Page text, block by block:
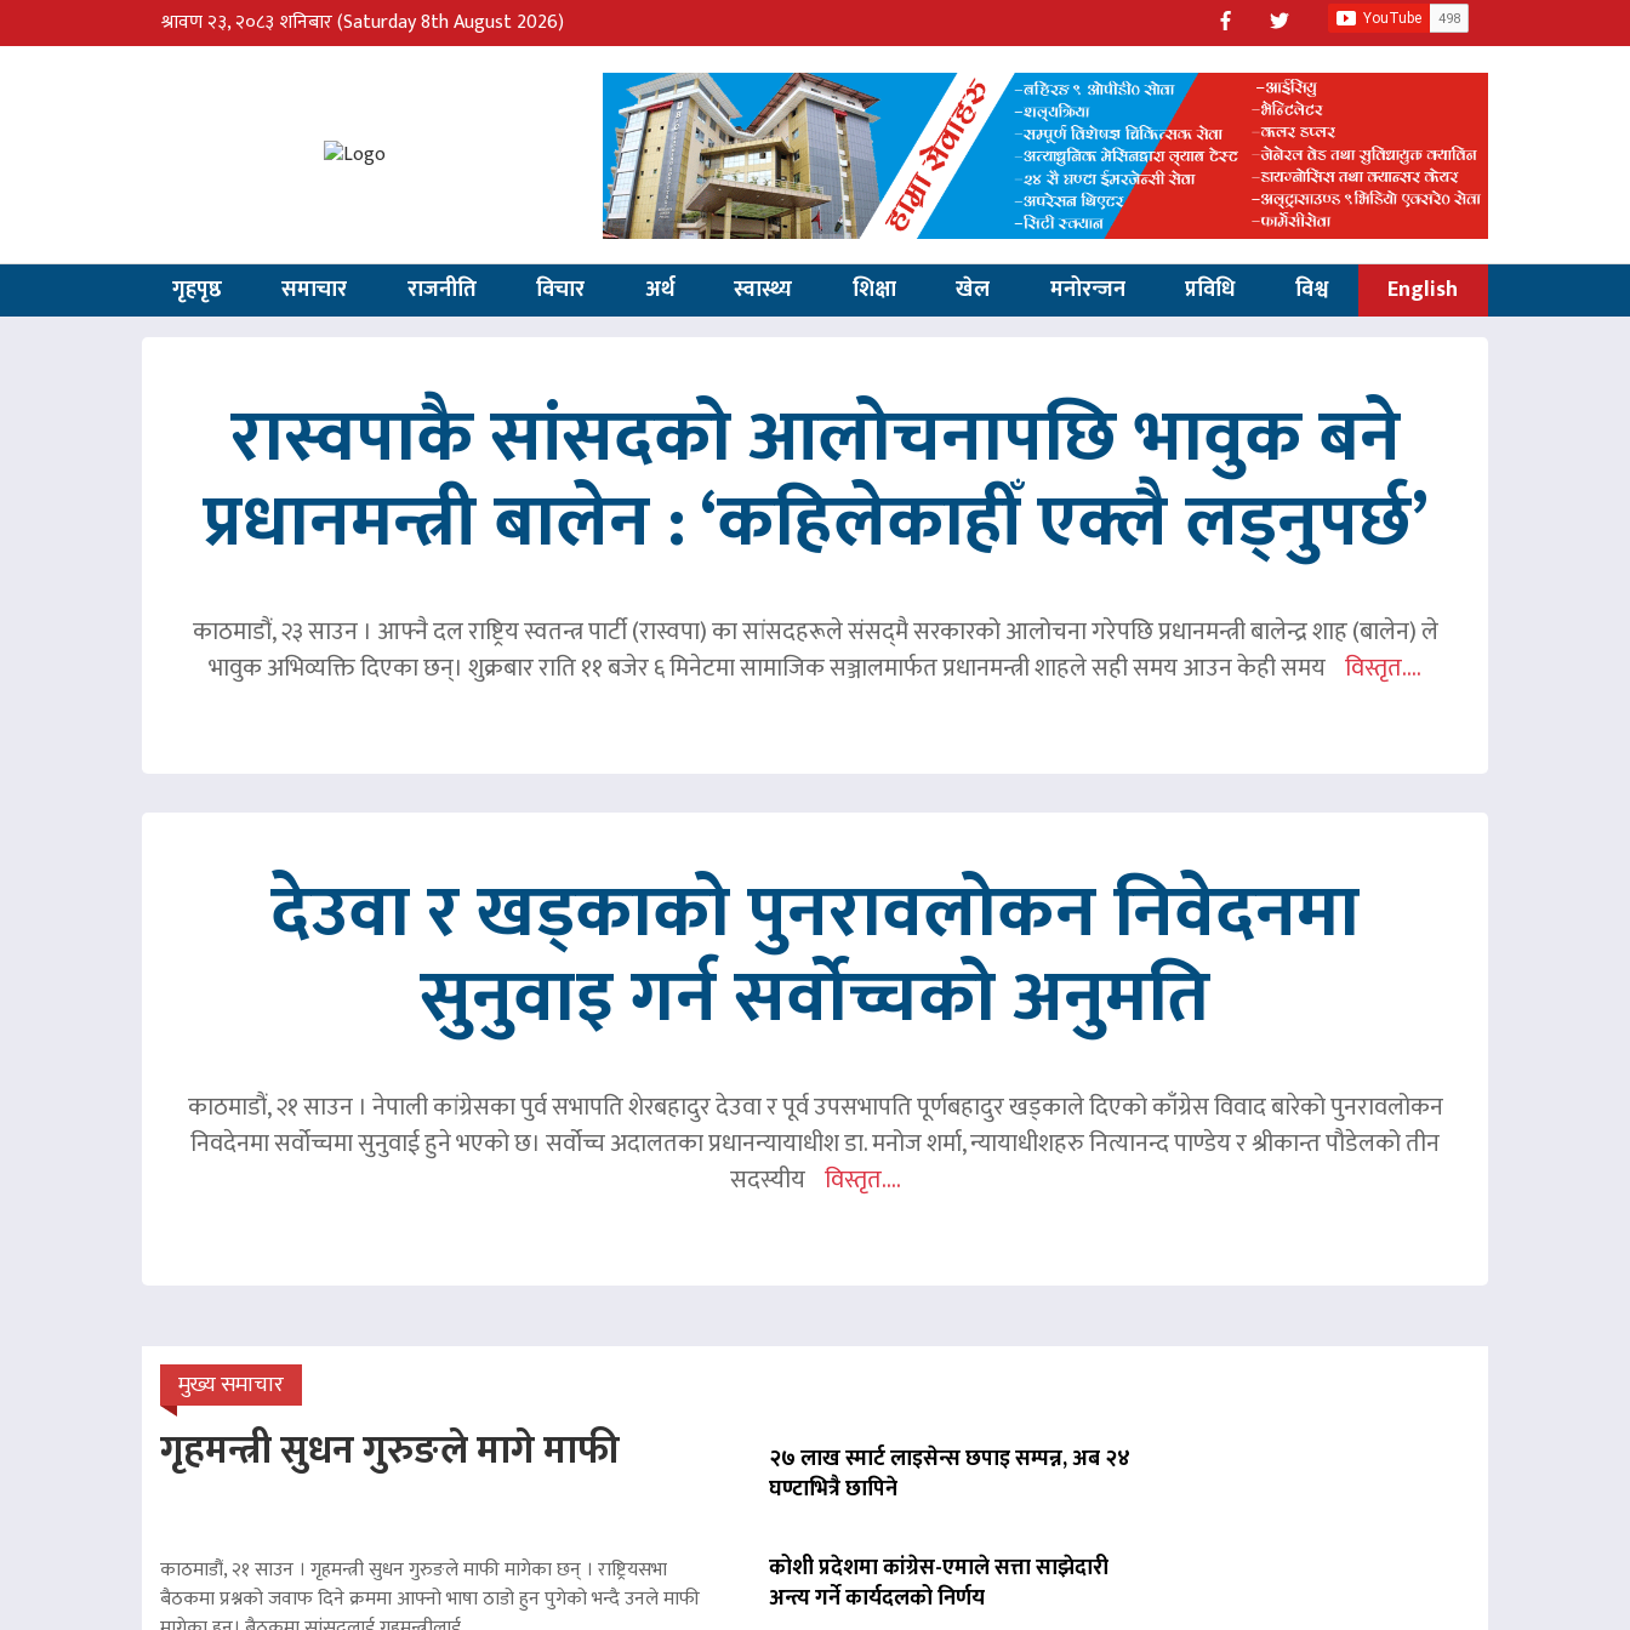
श्रावण २३, २०८३ शनिबार(Saturday 8th August 2026)
गृहपृष्ठ समाचार राजनीति विचार अर्थ स्वास्थ्य शिक्षा खेल मनोरन्जन प्रविधि विश्व English
रास्वपाकै सांसदको आलोचनापछि भावुक बने
प्रधानमन्त्री बालेन : ‘कहिलेकाहीँ एक्लै लड्नुपर्छ’
काठमाडौं, २३ साउन । आफ्नै दल राष्ट्रिय स्वतन्त्र पार्टी (रास्वपा) का सांसदहरूले संसद्‌मै सरकारको आलोचना गरेपछि प्रधानमन्त्री बालेन्द्र शाह (बालेन) ले
भावुक अभिव्यक्ति दिएका छन्। शुक्रबार राति ११ बजेर ६ मिनेटमा सामाजिक सञ्जालमार्फत प्रधानमन्त्री शाहले सही समय आउन केही समय विस्तृत....
देउवा र खड्काको पुनरावलोकन निवेदनमा
सुनुवाइ गर्न सर्वोच्चको अनुमति
काठमाडौं, २१ साउन । नेपाली कांग्रेसका पुर्व सभापति शेरबहादुर देउवा र पूर्व उपसभापति पूर्णबहादुर खड्काले दिएको काँग्रेस विवाद बारेको पुनरावलोकन
निवदेनमा सर्वोच्चमा सुनुवाई हुने भएको छ। सर्वोच्च अदालतका प्रधानन्यायाधीश डा. मनोज शर्मा, न्यायाधीशहरु नित्यानन्द पाण्डेय र श्रीकान्त पौडेलको तीन
सदस्यीय विस्तृत....
मुख्य समाचार
गृहमन्त्री सुधन गुरुङले मागे माफी
काठमाडौं, २१ साउन । गृहमन्त्री सुधन गुरुङले माफी मागेका छन् । राष्ट्रियसभा
बैठकमा प्रश्नको जवाफ दिने क्रममा आफ्नो भाषा ठाडो हुन पुगेको भन्दै उनले माफी
२७ लाख स्मार्ट लाइसेन्स छपाइ सम्पन्न, अब २४
घण्टाभित्रै छापिने
कोशी प्रदेशमा कांग्रेस-एमाले सत्ता साझेदारी
अन्त्य गर्ने कार्यदलको निर्णय